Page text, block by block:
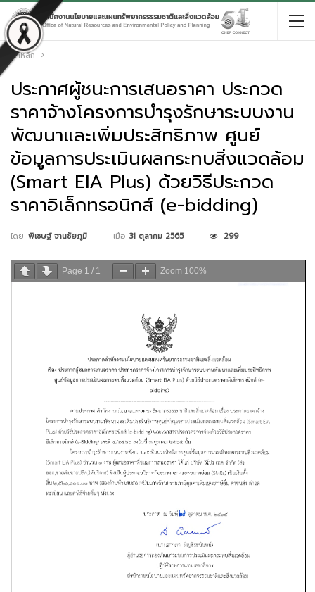
หน้าหลัก
ประกาศผู้ชนะการเสนอราคา ประกวด
ราคาจ้างโครงการบำรุงรักษาระบบงาน
พัฒนาและเพิ่มประสิทธิภาพ ศูนย์
ข้อมูลการประเมินผลกระทบสิ่งแวดล้อม
(Smart EIA Plus) ด้วยวิธีประกวด
ราคาอิเล็กทรอนิกส์ (e-bidding)
โดย พิเชษฐ์ จานชัยภูมิ เมื่อ 31 ตุลาคม 2565 299
Page 1 / 1 Zoom 100%